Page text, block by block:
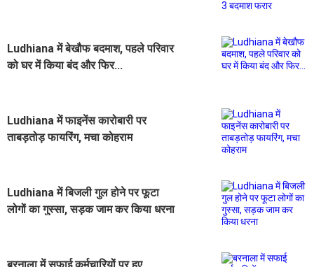
Ludhiana में बेखौफ बदमाश, पहले परिवार
को घर में किया बंद और फिर...
Ludhiana में फाइनेंस कारोबारी पर
ताबड़तोड़ फायरिंग, मचा कोहराम
Ludhiana में बिजली गुल होने पर फूटा
लोगों का गुस्सा, सड़क जाम कर किया धरना
बरनाला में सफाई कर्मचारियों पर हुए